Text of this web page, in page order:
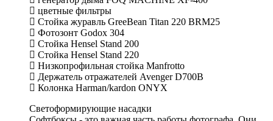
цветные фильтры
Стойка журавль GreeBean Titan 220 BRM25
Фотозонт Godox 304
Стойка Hensel Stand 200
Стойка Hensel Stand 220
Низкопрофильная стойка Manfrotto
Держатель отражателей Avenger D700B
Колонка Harman/kardon ONYX
Светоформирующие насадки